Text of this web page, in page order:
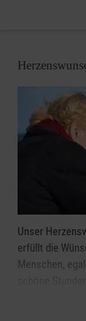
Unser
erfüllt die
Menschen,